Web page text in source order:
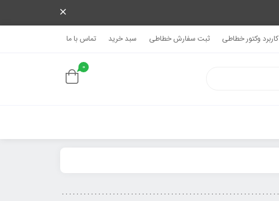
کاربرد وکتور خطاطی ثبت سفارش خطاطی سبد خرید تماس با ما
0